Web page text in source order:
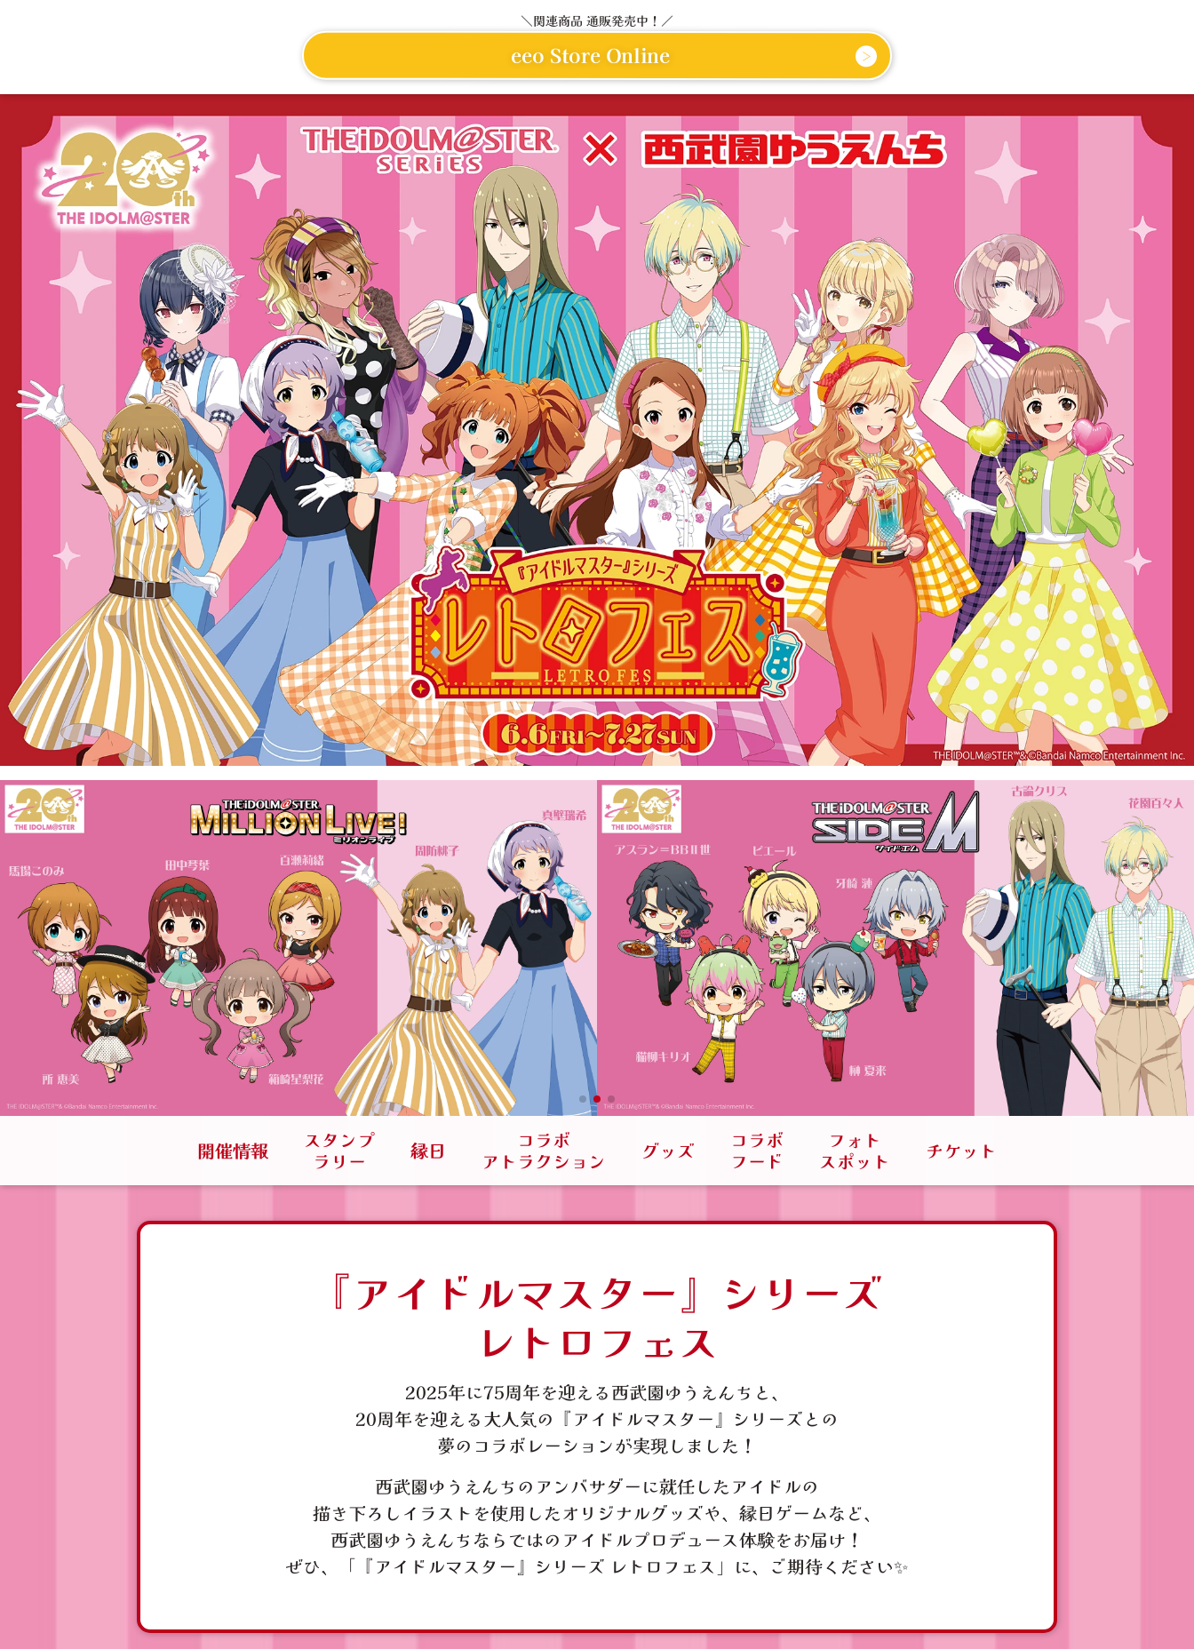
関連商品 通販発売中！
eeo Store Online
開催情報 スタンプ
ラリー 縁日 コラボ
アトラクション グッズ
コラボ
フード
フォト
スポット チケット
『アイドルマスター』シリーズ
レトロフェス
2025年に75周年を迎える西武園ゆうえんちと、
20周年を迎える大人気の『アイドルマスター』シリーズとの
夢のコラボレーションが実現しました！
西武園ゆうえんちのアンバサダーに就任したアイドルの
描き下ろしイラストを使用したオリジナルグッズや、縁日ゲームなど、
西武園ゆうえんちならではの アイドルプロデュース体験をお届け！
ぜひ、「『アイドルマスター』シリーズ レトロフェス」に、ご期待ください✨